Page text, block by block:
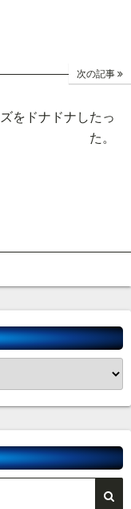
次の記事
をドナドナしたっ
た。